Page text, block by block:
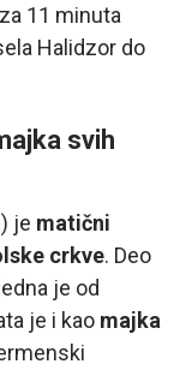
11 minuta
Halidzor do
svih
je matični
crkve. Deo
je od
je i kao majka